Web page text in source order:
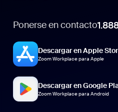
Ponerse en contacto
Descargar en Apple
Zoom Workplace para Apple
Descargar en Google
Zoom Workplace para Android